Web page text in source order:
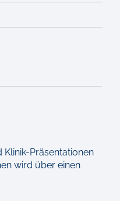
Präsentationen
wird über einen